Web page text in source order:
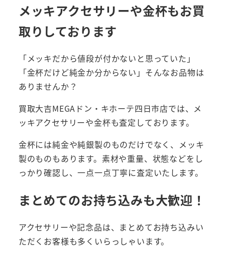
メッキアクセサリーや金杯もお買
取りしております
「メッキだから値段が付かないと思っていた」
「金杯だけど純金か分からない」そんなお品物は
ありませんか？
買取大吉MEGAドン・キホーテ四日市店では、メ
ッキアクセサリーや金杯も査定しております。
金杯には純金や純銀製のものだけでなく、メッキ
製のものもあります。素材や重量、状態などをし
っかり確認し、一点一点丁寧に査定いたします。
まとめてのお持ち込みも大歓迎！
アクセサリーや記念品は、まとめてお持ち込みい
ただくお客様も多くいらっしゃいます。